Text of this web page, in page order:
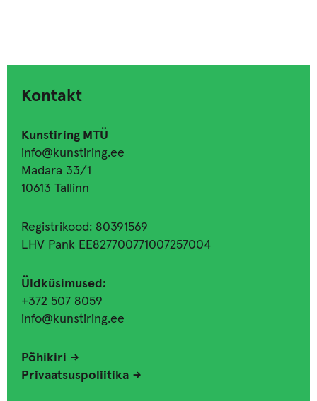
Kontakt
Kunstiring MTÜ
info@kunstiring.ee
Madara 33/1
10613 Tallinn
Registrikood: 80391569
LHV Pank EE827700771007257004
Üldküsimused:
+372 507 8059
info@kunstiring.ee
Põhikiri
Privaatsuspoliitika